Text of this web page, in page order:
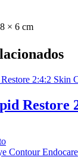
× 6 cm
Restore